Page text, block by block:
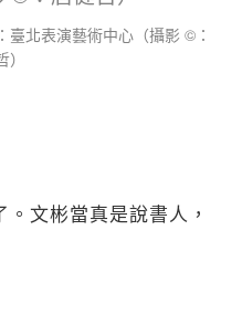
臺北表演藝術中心（攝影 ©：
。文彬當真是說書人，